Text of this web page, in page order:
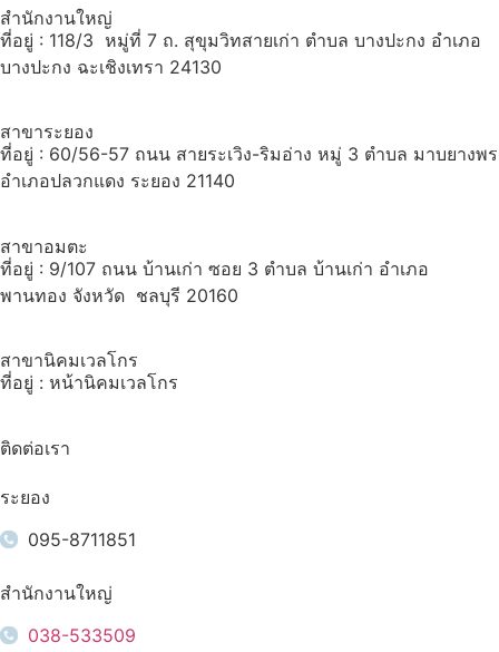
สำนักงานใหญ่
ที่อยู่ : 118/3 หมู่ที่ 7 ถ. สุขุมวิทสายเก่า ตำบล บางปะกง อำเภอ
บางปะกง ฉะเชิงเทรา 24130
สาขาระยอง
ที่อยู่ : 60/56-57 ถนน สายระเวิง-ริมอ่าง หมู่ 3 ตำบล มาบยางพร
อำเภอปลวกแดง ระยอง 21140
สาขาอมตะ
ที่อยู่ : 9/107 ถนน บ้านเก่า ซอย 3 ตำบล บ้านเก่า อำเภอ
พานทอง จังหวัด ชลบุรี 20160
สาขานิคมเวลโกร
ที่อยู่ : หน้านิคมเวลโกร
ติดต่อเรา
ระยอง
095-8711851
สำนักงานใหญ่
038-533509